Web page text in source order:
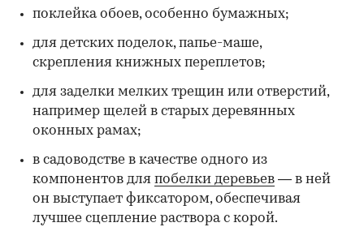
поклейка обоев, особенно бумажных;
для детских поделок, папье-маше,
скрепления книжных переплетов;
для заделки мелких трещин или отверстий,
например щелей в старых деревянных
оконных рамах;
в садоводстве в качестве одного из
компонентов для побелки деревьев — в ней
он выступает фиксатором, обеспечивая
лучшее сцепление раствора с корой.